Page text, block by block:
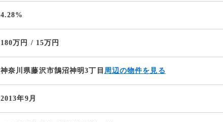
4.28%
180万円 / 15万円
神奈川県藤沢市鵠沼神明3丁目 周辺の物件を見る
2013年9月